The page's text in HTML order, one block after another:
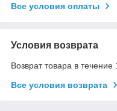
Все условия оплаты
Условия возврата
Возврат товара в
Все условия возврата